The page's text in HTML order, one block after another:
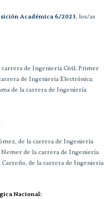
Académica 6/2023, los/as
carrera de Ingeniería Civil; Primer
de Ingeniería Electrónica;
de la carrera de Ingeniería
de la carrera de Ingeniería
de la carrera de Ingeniería
Carreño, de la carrera de Ingeniería
Nacional: